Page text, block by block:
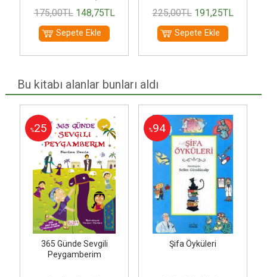
175,00TL 148,75TL
Sepete Ekle
225,00TL 191,25TL
Sepete Ekle
Bu kitabı alanlar bunları aldı
%25
365 Günde Sevgili
Peygamberim
%94
Şifa Öyküleri